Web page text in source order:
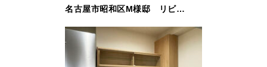
名古屋市昭和区M様邸 リビ…